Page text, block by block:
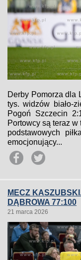
Derby Pomorza dla
tys. widzów biało-
Pogoń Szczecin
Portowcy są teraz
podstawowych
emocjonujący...
MECZ
DĄBROWA 77:100
21 marca 2026